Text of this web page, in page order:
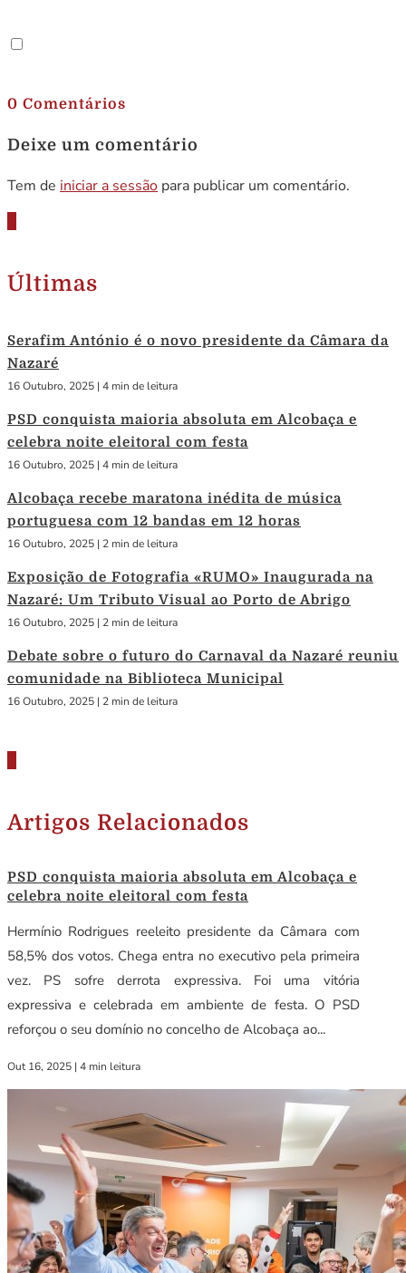
0 Comentários
Deixe um comentário
Tem de iniciar a sessão para publicar um comentário.
Últimas
Serafim António é o novo presidente da Câmara da
Nazaré
16 Outubro, 2025 | 4 min de leitura
PSD conquista maioria absoluta em Alcobaça e
celebra noite eleitoral com festa
16 Outubro, 2025 | 4 min de leitura
Alcobaça recebe maratona inédita de música
portuguesa com 12 bandas em 12 horas
16 Outubro, 2025 | 2 min de leitura
Exposição de Fotografia «RUMO» Inaugurada na
Nazaré: Um Tributo Visual ao Porto de Abrigo
16 Outubro, 2025 | 2 min de leitura
Debate sobre o futuro do Carnaval da Nazaré reuniu
comunidade na Biblioteca Municipal
16 Outubro, 2025 | 2 min de leitura
Artigos Relacionados
PSD conquista maioria absoluta em Alcobaça e
celebra noite eleitoral com festa
Hermínio Rodrigues reeleito presidente da Câmara com
58,5% dos votos. Chega entra no executivo pela primeira
vez. PS sofre derrota expressiva. Foi uma vitória
expressiva e celebrada em ambiente de festa. O PSD
reforçou o seu domínio no concelho de Alcobaça ao...
Out 16, 2025 | 4 min leitura